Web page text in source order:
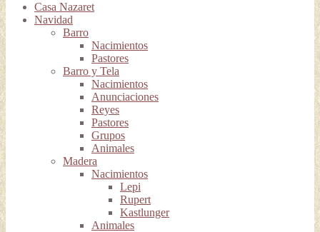
Casa Nazaret
Navidad
Barro
Nacimientos
Pastores
Barro y Tela
Nacimientos
Anunciaciones
Reyes
Pastores
Grupos
Animales
Madera
Nacimientos
Lepi
Rupert
Kastlunger
Animales